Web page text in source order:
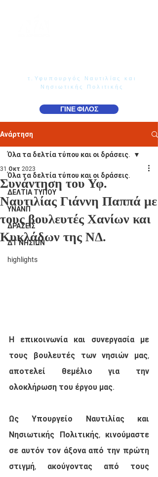
τ.Υφυπουργός Ναυτιλίας και
Νησιωτικής Πολιτικής
ΓΙΝΕ ΦΙΛΟΣ
Ανάρτηση
Όλα τα δελτία τύπου και οι δράσεις.
ΔΕΛΤΙΑ ΤΥΠΟΥ
ΥΝΑΝΠ
ΔΡΑΣΕΙΣ
ΔΤ ΝΗΣΙΩΝ
highlights
Όλα τα δελτία τύπου και οι δράσεις.
Συνάντηση του Υφ.
Ναυτιλίας Γιάννη Παππά με
τους βουλευτές Χανίων και
Κυκλάδων της ΝΔ.
31 Οκτ 2023
Η επικοινωνία και συνεργασία με
τους βουλευτές των νησιών μας,
αποτελεί θεμέλιο για την
ολοκλήρωση του έργου μας.
Ως Υπουργείο Ναυτιλίας και
Νησιωτικής Πολιτικής, κινούμαστε
σε αυτόν τον άξονα από την πρώτη
στιγμή, ακούγοντας από τους